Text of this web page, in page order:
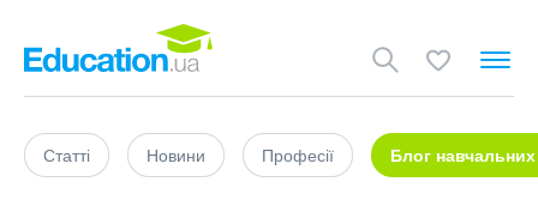
Статті Новини Професії Блог навчальних